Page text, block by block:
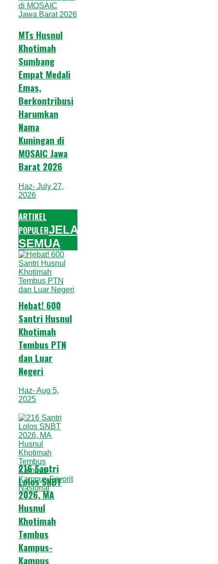
MTs Husnul
Khotimah
Sumbang
Empat Medali
Emas,
Berkontribusi
Harumkan
Nama
Kuningan di
MOSAIC Jawa
Barat 2026
Haz- July 27,
2026
ARTIKEL
POPULERJELAJAHI
SEMUA
Hebat! 600
Santri Husnul
Khotimah
Tembus PTN
dan Luar
Negeri
Haz- Aug 5,
2025
216 Santri
Lolos SNBT
2026, MA
Husnul
Khotimah
Tembus
Kampus-
Kampus